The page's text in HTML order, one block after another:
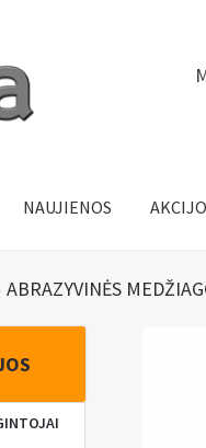
NAUJIENOS
ABRAZYVINĖS